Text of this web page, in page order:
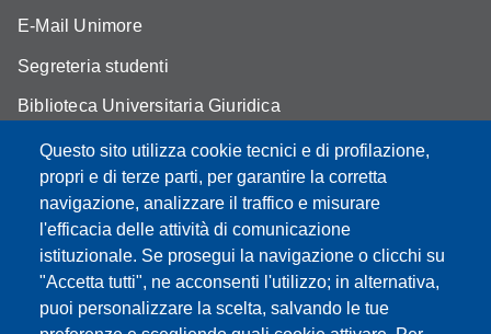
Questo sito utilizza cookie tecnici e di profilazione,
propri e di terze parti, per garantire la corretta
navigazione, analizzare il traffico e misurare
l'efficacia delle attività di comunicazione
istituzionale. Se prosegui la navigazione o clicchi su
"Accetta tutti", ne acconsenti l'utilizzo; in alternativa,
puoi personalizzare la scelta, salvando le tue
E-Mail Unimore
Segreteria studenti
Biblioteca Universitaria Giuridica
Assicurazione qualità
Contatti
Partita IVA: 00427620364